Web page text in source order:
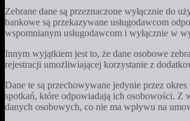
Zebrane dane są przeznaczone wyłącznie do
bankowe są przekazywane usługodawcom
wspomnianym usługodawcom i wyłącznie w
Innym wyjątkiem jest to, że dane osobowe
rejestracji umożliwiającej korzystanie z
Dane te są przechowywane jedynie przez
spotkań, które odpowiadają ich osobowości.
danych osobowych, co nie ma wpływu na